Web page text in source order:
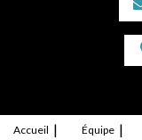
Accueil Équipe